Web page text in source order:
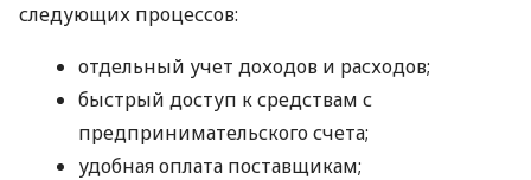
следующих процессов:
отдельный учет доходов и расходов;
быстрый доступ к средствам с
предпринимательского счета;
удобная оплата поставщикам;